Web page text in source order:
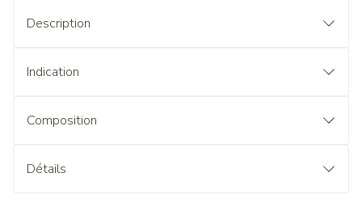
Description
Indication
Composition
Détails